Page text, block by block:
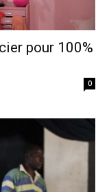
pour 100%
0